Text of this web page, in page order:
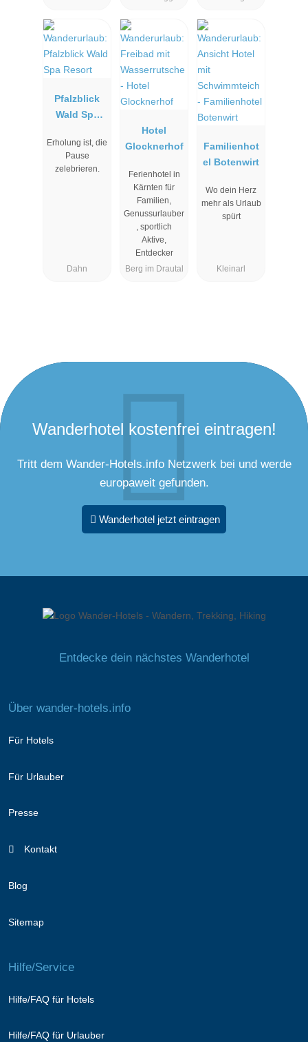
Pfalzblick
Wald Spa
Erholung ist, die
Pause
zelebrieren.
Dahn
Hotel
Glocknerhof
Ferienhotel in
Kärnten für
Familien,
Genussurlauber
, sportlich
Aktive,
Entdecker
Berg im Drautal
Familienhot
el Botenwirt
Wo dein Herz
mehr als Urlaub
spürt
Kleinarl
Wanderhotel kostenfrei eintragen!
Tritt dem Wander-Hotels.info Netzwerk bei und werde
europaweit gefunden.
Wanderhotel jetzt eintragen
Entdecke dein nächstes Wanderhotel
Über wander-hotels.info
Für Hotels
Für Urlauber
Presse
Kontakt
Blog
Sitemap
Hilfe/Service
Hilfe/FAQ für Hotels
Hilfe/FAQ für Urlauber